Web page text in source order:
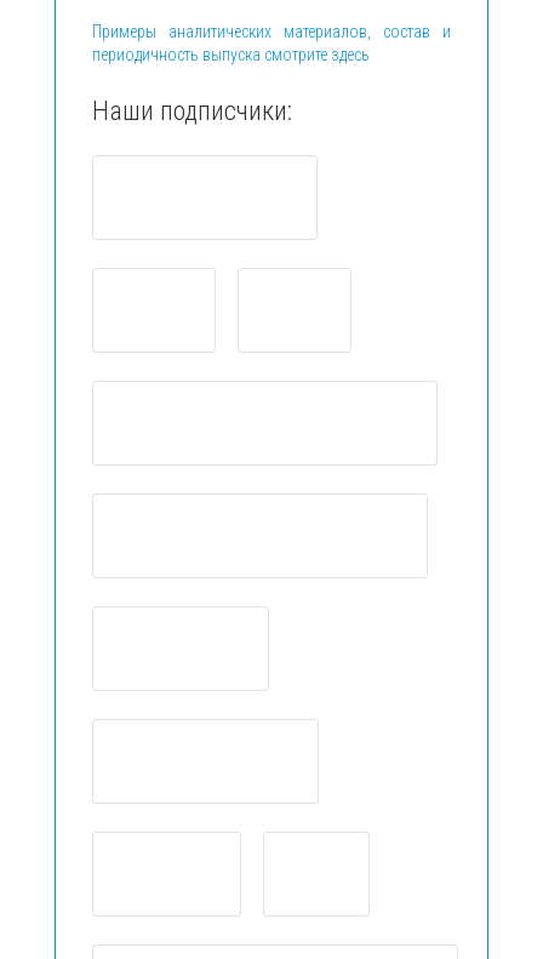
Примеры аналитических материалов, состав и
периодичность выпуска смотрите здесь
Наши подписчики: